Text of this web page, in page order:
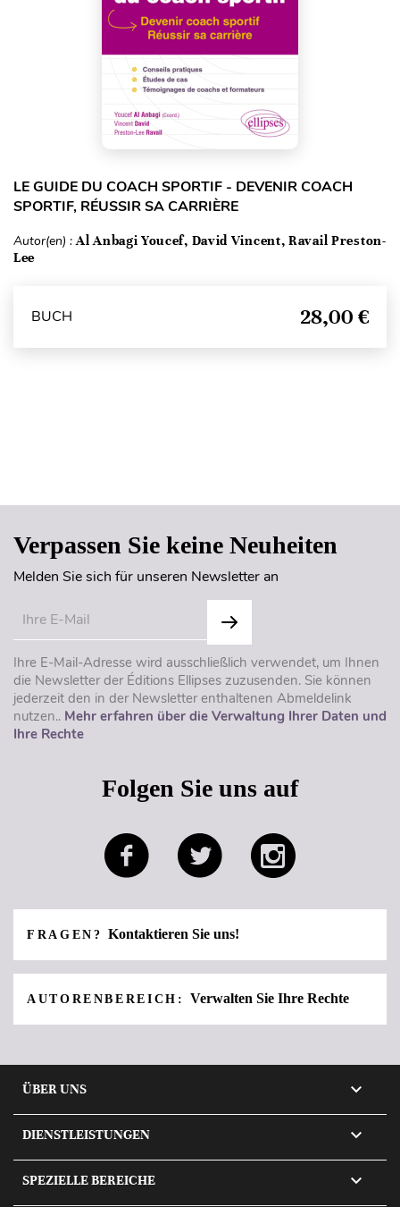
LE GUIDE DU COACH SPORTIF - DEVENIR COACH
SPORTIF, RÉUSSIR SA CARRIÈRE
Autor(en) :Al Anbagi Youcef, David Vincent, Ravail Preston-
Lee
BUCH 28,00 €
Verpassen Sie keine Neuheiten
Melden Sie sich für unseren Newsletter an
Ihre E-Mail-Adresse wird ausschließlich verwendet, um Ihnen
die Newsletter der Éditions Ellipses zuzusenden. Sie können
jederzeit den in der Newsletter enthaltenen Abmeldelink
nutzen.. Mehr erfahren über die Verwaltung Ihrer Daten und
Ihre Rechte
Folgen Sie uns auf
FRAGEN?Kontaktieren Sie uns!
AUTORENBEREICH:Verwalten Sie Ihre Rechte
ÜBER UNS 
DIENSTLEISTUNGEN 
SPEZIELLE BEREICHE 